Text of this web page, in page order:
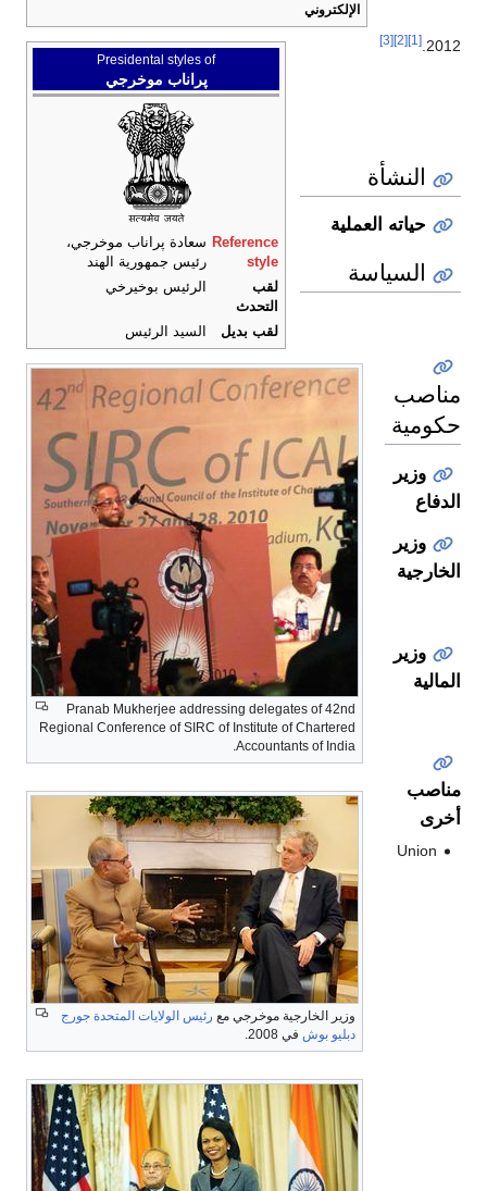
الإلكتروني
Presidental styles of
پراناب موخرجي
Reference
style
سعادة پراناب موخرجي،
رئيس جمهورية الهند
لقب
التحدث
الرئيس بوخيرخي
لقب بديل السيد الرئيس
2012.
[1]
[2]
[3]
النشأة
حياته العملية
السياسة
Pranab Mukherjee addressing delegates of 42nd
Regional Conference of SIRC of Institute of Chartered
Accountants of India.
مناصب
حكومية
وزير
الدفاع
وزير
الخارجية
وزير الخارجية موخرجي مع رئيس الولايات المتحدة جورج
دبليو بوش في 2008.
وزير
المالية
مناصب
أخرى
Union